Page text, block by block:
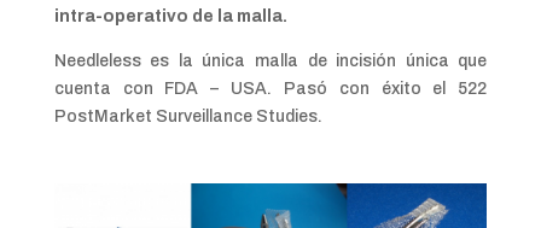
intra-operativo de la malla.
Needleless es la única malla de incisión única que
cuenta con FDA – USA. Pasó con éxito el 522
PostMarket Surveillance Studies.